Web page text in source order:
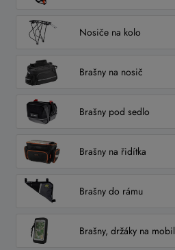
Nosiče na kolo
Brašny na nosič
Brašny pod sedlo
Brašny na řidítka
Brašny do rámu
Brašny, držáky na mobil